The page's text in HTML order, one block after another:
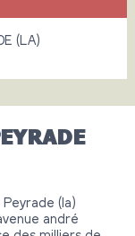
(LA)
(la)
andré